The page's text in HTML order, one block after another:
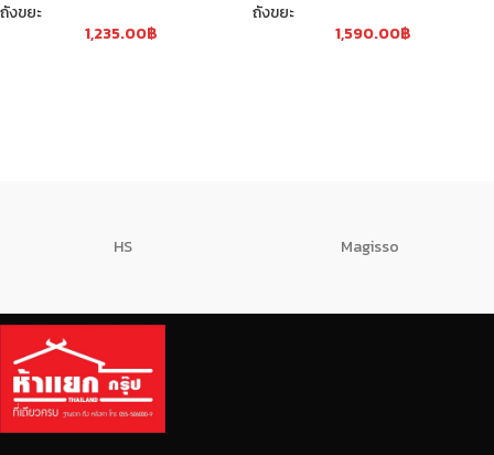
ถังขยะ
1,235.00฿
ถังขยะ
1,590.00฿
HS Magisso